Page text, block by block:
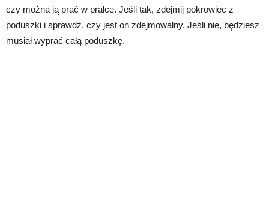
czy można ją prać w pralce. Jeśli tak, zdejmij pokrowiec z
poduszki i sprawdź, czy jest on zdejmowalny. Jeśli nie, będziesz
musiał wyprać całą poduszkę.